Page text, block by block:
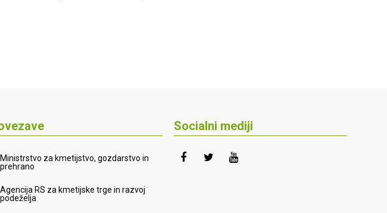
Ministrstvo za kmetijstvo, gozdarstvo in
prehrano
Agencija RS za kmetijske trge in razvoj
podeželja
Socialni mediji